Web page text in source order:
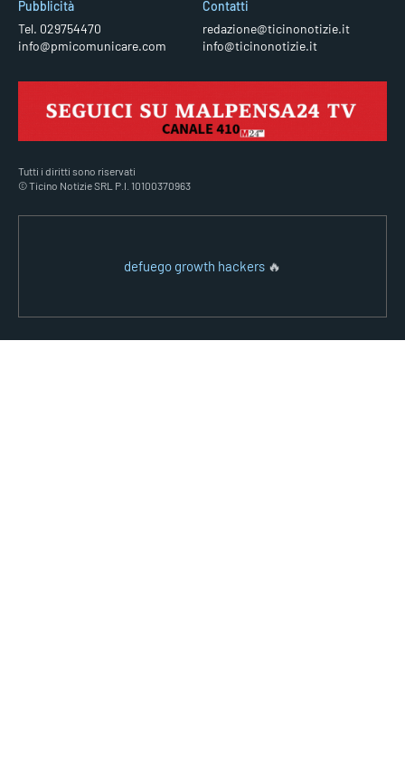
Pubblicità
Tel. 029754470
info@pmicomunicare.com
Contatti
redazione@ticinonotizie.it
info@ticinonotizie.it
Tutti i diritti sono riservati
© Ticino Notizie SRL P.I. 10100370963
defuego growth hackers 🔥